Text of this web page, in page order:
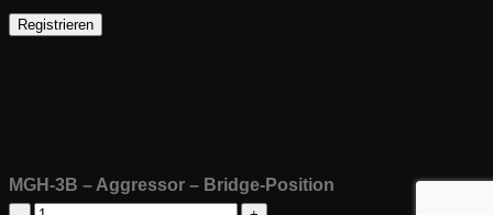
Registrieren
MGH-3B – Aggressor – Bridge-Position